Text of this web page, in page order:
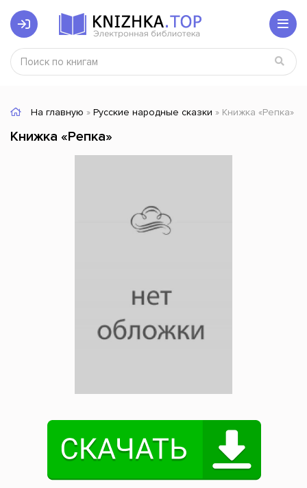
На главную » Русские народные сказки » Книжка «Репка»
Книжка «Репка»